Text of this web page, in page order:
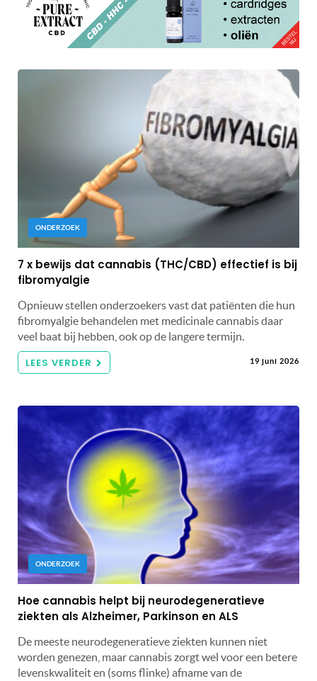
ONDERZOEK
7 x bewijs dat cannabis (THC/CBD) effectief is bij
fibromyalgie
Opnieuw stellen onderzoekers vast dat patiënten die hun
fibromyalgie behandelen met medicinale cannabis daar
veel baat bij hebben, ook op de langere termijn.
LEES VERDER 19 juni 2026
ONDERZOEK
Hoe cannabis helpt bij neurodegeneratieve
ziekten als Alzheimer, Parkinson en ALS
De meeste neurodegeneratieve ziekten kunnen niet
worden genezen, maar cannabis zorgt wel voor een betere
levenskwaliteit en (soms flinke) afname van de